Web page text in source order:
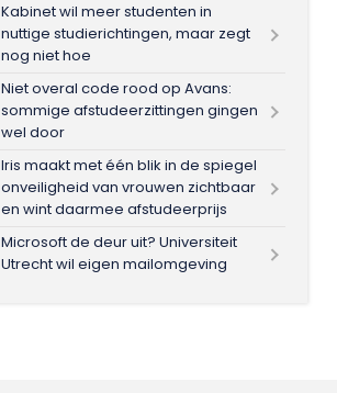
Kabinet wil meer studenten in
nuttige studierichtingen, maar zegt
nog niet hoe
Niet overal code rood op Avans:
sommige afstudeerzittingen gingen
wel door
Iris maakt met één blik in de spiegel
onveiligheid van vrouwen zichtbaar
en wint daarmee afstudeerprijs
Microsoft de deur uit? Universiteit
Utrecht wil eigen mailomgeving